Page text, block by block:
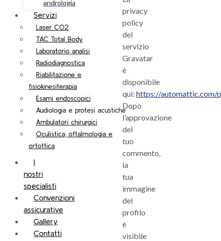
andrologia
Servizi
Laser CO2
TAC Total Body
Laboratorio analisi
Radiodiagnostica
Riabilitazione e
fisiokinesiterapia
Esami endoscopici
Audiologia e protesi acustiche
Ambulatori chirurgici
Oculistica, oftalmologia e
ortottica
I
nostri
specialisti
Convenzioni
assicurative
Gallery
Contatti
privacy
policy
del
servizio
Gravatar
è
disponibile
qui: https://automattic.com/
Dopo
l’approvazione
del
tuo
commento,
la
tua
immagine
del
profilo
è
visibile